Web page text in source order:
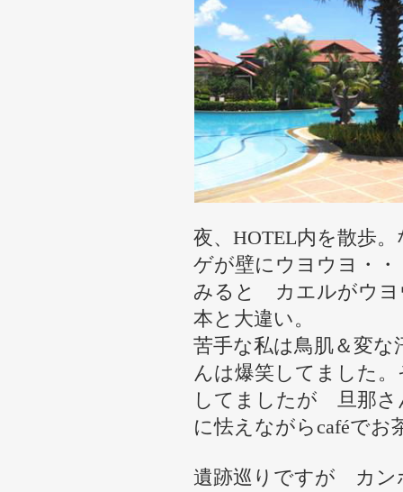
夜、HOTEL内を散歩
ゲが壁にウヨウヨ・
みると カエルがウ
本と大違い。
苦手な私は鳥肌＆変
んは爆笑してました
してましたが 旦那さ
に怯えながらcaféでお
遺跡巡りですが カン